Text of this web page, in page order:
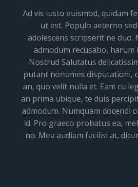
Ad vis iusto euismod, quidam
ut est. Populo aeterno
adolescens scripserit ne duo.
admodum recusabo, harum
Nostrud Salutatus
putant nonumes disputationi,
an, quo velit nulla et. Eam cu
an prima ubique, te duis
admodum. Numquam docendi
id. Pro graeco probatus ea,
no. Mea audiam facilisi at,